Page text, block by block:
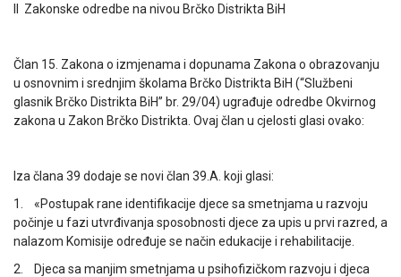
II Zakonske odredbe na nivou Brčko Distrikta BiH
Član 15. Zakona o izmjenama i dopunama Zakona o obrazovanju
u osnovnim i srednjim školama Brčko Distrikta BiH (“Službeni
glasnik Brčko Distrikta BiH” br. 29/04) ugrađuje odredbe Okvirnog
zakona u Zakon Brčko Distrikta. Ovaj član u cjelosti glasi ovako:
Iza člana 39 dodaje se novi član 39.A. koji glasi:
1. «Postupak rane identifikacije djece sa smetnjama u razvoju
počinje u fazi utvrđivanja sposobnosti djece za upis u prvi razred, a
nalazom Komisije određuje se način edukacije i rehabilitacije.
2. Djeca sa manjim smetnjama u psihofizičkom razvoju i djeca